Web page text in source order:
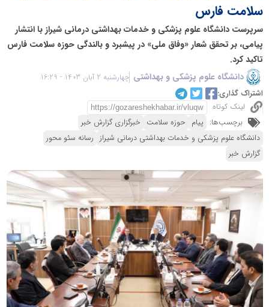
سلامت فارس
سرپرست دانشگاه علوم پزشکی و خدمات بهداشتی درمانی شیراز با انتشار
پیامی، بر تحقق شعار «وفاق ملی» در پیشبرد و بالندگی حوزه سلامت فارس
تاکید کرد.
دانشگاه علوم پزشکی و بهداشتی چهارشنبه 2 آبان 1403 - 16:29
اشتراک گذاری:
لینک کوتاه
برچسب‌ها: پیام حوزه سلامت خبرگزاری گزارش خبر
دانشگاه علوم پزشکی و خدمات بهداشتی درمانی شیراز رسانه سئو محور
گزارش خبر